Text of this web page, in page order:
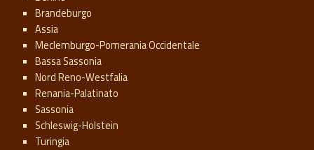
Brandeburgo
Assia
Meclemburgo-Pomerania Occidentale
Bassa Sassonia
Nord Reno-Westfalia
Renania-Palatinato
Sassonia
Schleswig-Holstein
Turingia